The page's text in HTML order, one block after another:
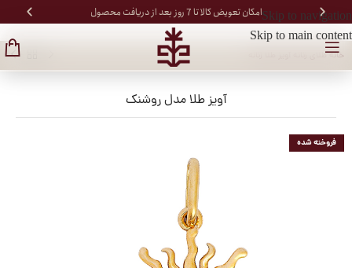
Skip to navigation
Skip to main content
امکان تعویض کالا تا 7 روز بعد از دریافت محصول
خانه/طلای زنانه
فروخته شده
آویز طلا مدل روشنک